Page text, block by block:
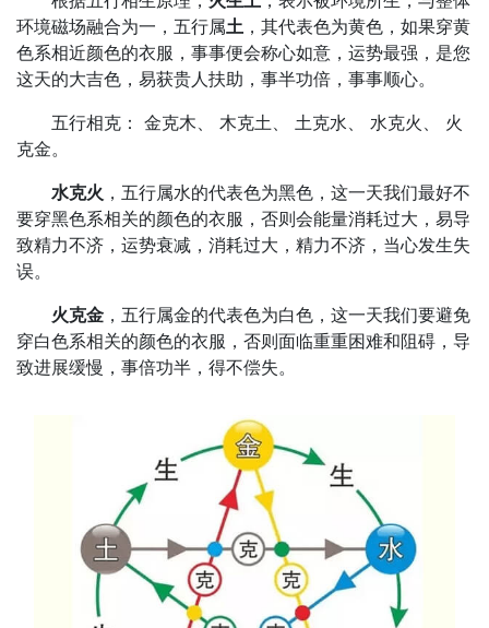
环境磁场融合为一，五行属土 ，其代表色为黄色，如果穿黄
色系相近颜色的衣服，事事便会称心如意，运势最强，是您
这天的大吉色，易获贵人扶助，事半功倍，事事顺心。
五行相克： 金克木、 木克土、 土克水、 水克火、 火
克金。
水克火 ，五行属水的代表色为黑色，这一天我们最好不
要穿黑色系相关的颜色的衣服，否则会能量消耗过大，易导
致精力不济，运势衰减，消耗过大，精力不济，当心发生失
误。
火克金 ，五行属金的代表色为白色，这一天我们要避免
穿白色系相关的颜色的衣服，否则面临重重困难和阻碍，导
致进展缓慢，事倍功半，得不偿失。